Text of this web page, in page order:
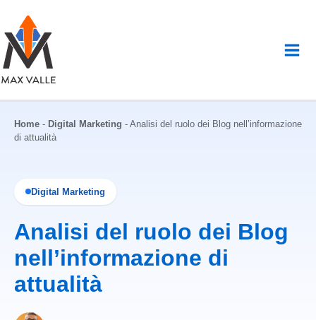
contenuto
Home - Digital Marketing - Analisi del ruolo dei Blog nell’informazione
di attualità
Digital Marketing
Analisi del ruolo dei Blog
nell’informazione di
attualità